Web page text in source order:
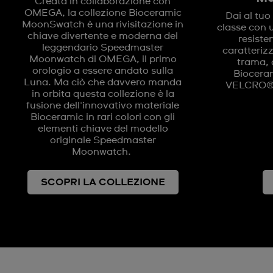
OMEGA, la collezione Bioceramic
MoonSwatch è una rivisitazione in
chiave divertente e moderna del
leggendario Speedmaster
Moonwatch di OMEGA, il primo
orologio a essere andato sulla
Luna. Ma ciò che davvero manda
in orbita questa collezione è la
fusione dell'innovativo materiale
Bioceramic in rari colori con gli
elementi chiave del modello
originale Speedmaster
Moonwatch.
SCOPRI LA COLLEZIONE
Dai al
classe con
trama,